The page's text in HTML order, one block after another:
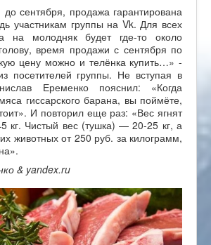
сентября, продажа гарантирована
участникам группы на Vk. Для всех
на молодняк будет где-то около
время продажи с сентября по
цену можно и телёнка купить…» -
посетителей группы. Не вступая в
Еременко пояснил: «Когда
гиссарского барана, вы поймёте,
И повторил еще раз: «Вес ягнят
кг. Чистый вес (тушка) — 20-25 кг, а
животных от 250 руб. за килограмм,
& yandex.ru